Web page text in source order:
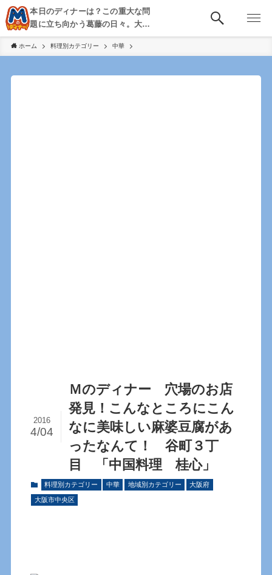
本日のディナーは？この重大な問
題に立ち向かう葛藤の日々。大
阪・京都・神戸を中心とした食べ
歩き、飲み歩きを綴る。
ホーム 料理別カテゴリー 中華
Ｍのディナー 穴場のお店
発見！こんなところにこん
なに美味しい麻婆豆腐があ
ったなんて！ 谷町３丁
目 「中国料理 桂心」
2016
4/04
料理別カテゴリー 中華 地域別カテゴリー 大阪府
大阪市中央区